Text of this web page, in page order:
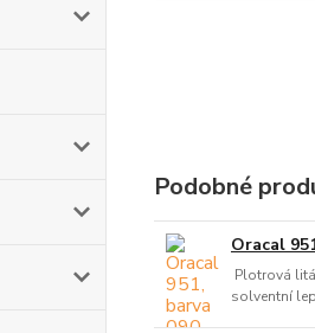
Podobné
Oracal
Plotrová
solventní